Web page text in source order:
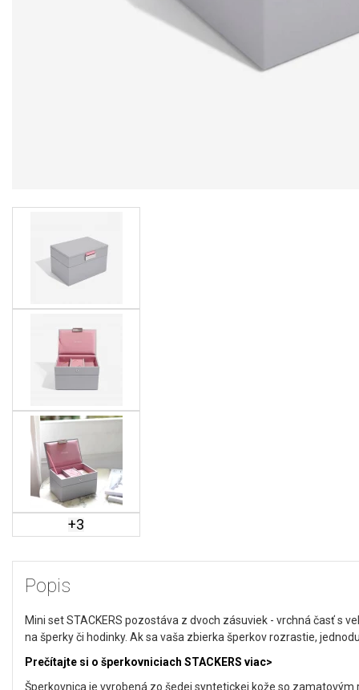
+3
Popis
Mini set STACKERS pozostáva z dvoch zásuviek - vrchná časť s
na šperky či hodinky. Ak sa vaša zbierka šperkov rozrastie,
Prečítajte si o šperkovniciach STACKERS viac>
Šperkovnica je vyrobená zo šedej syntetickej kože so zamatovým